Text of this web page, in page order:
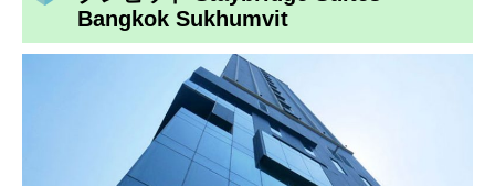
Bangkok Sukhumvit